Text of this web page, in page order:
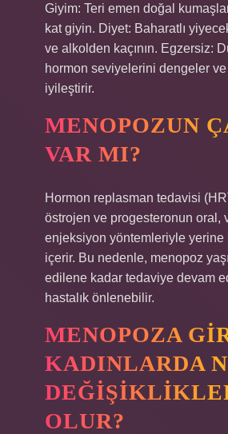
Giyim: Teri emen doğal
kat giyin. Diyet: Baharatlı
ve alkolden kaçının. Egzersiz:
hormon seviyelerini dengeler ve
iyileştirir.
MENOPOZUN
VAR MI?
Hormon replasman tedavisi
östrojen ve progesteronun oral,
enjeksiyon yöntemleriyle yerine
içerir. Bu nedenle, menopoz
edilene kadar tedaviye devam
hastalık önlenebilir.
MENOPOZA
KADINLARDA
OLUR?